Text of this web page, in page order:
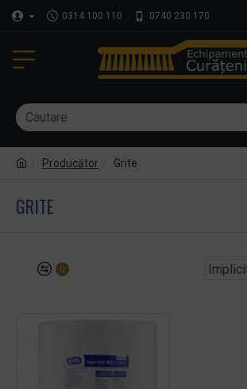
0314 100 110 0740 230 170
Producător Grite
GRITE
0